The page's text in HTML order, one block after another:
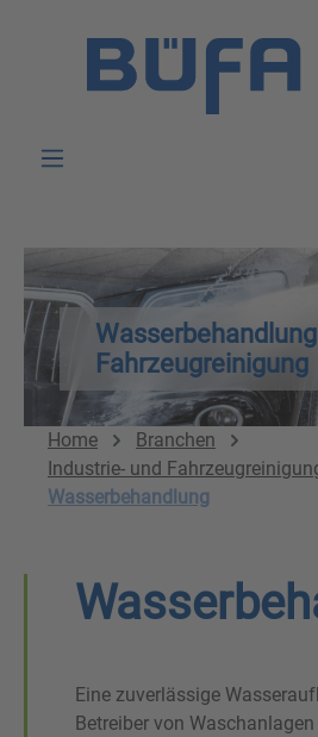
Wasserbehandlung
Fahrzeugreinigung
Home
Branchen
Industrie- und
Wasserbehandlung
Eine zuverlässige
Betreiber von